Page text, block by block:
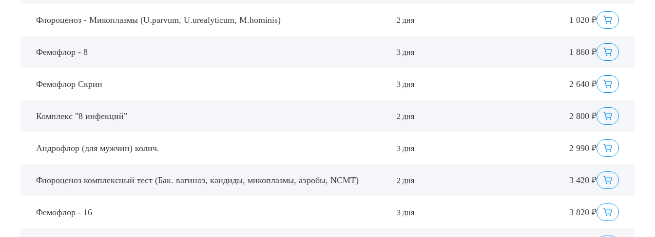
Флороценоз - Микоплазмы (U.parvum, U.urealyticum, M.hominis) 2 дня 1 020 ₽
Фемофлор - 8 3 дня 1 860 ₽
Фемофлор Скрин 3 дня 2 640 ₽
Комплекс "8 инфекций" 2 дня 2 800 ₽
Андрофлор (для мужчин) колич. 3 дня 2 990 ₽
Флороценоз комплексный тест (Бак. вагиноз, кандиды, микоплазмы, аэробы, NCMT) 2 дня 3 420 ₽
Фемофлор - 16 3 дня 3 820 ₽